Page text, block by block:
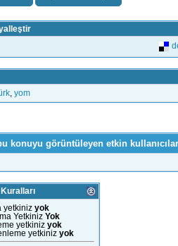
, yom
konuyu görüntüleyen etkin
yetkiniz yok
Yetkiniz Yok
yetkiniz yok
yetkiniz yok